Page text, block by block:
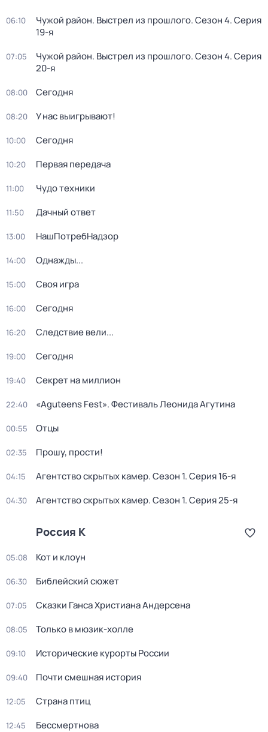
06:10 Чужой район. Выстрел из прошлого. Сезон 4. Серия
19-я
07:05 Чужой район. Выстрел из прошлого. Сезон 4. Серия
20-я
08:00 Сегодня
08:20 У нас выигрывают!
10:00 Сегодня
10:20 Первая передача
11:00 Чудо техники
11:50 Дачный ответ
13:00 НашПотребНадзор
14:00 Однажды...
15:00 Своя игра
16:00 Сегодня
16:20 Следствие вели...
19:00 Сегодня
19:40 Секрет на миллион
22:40 «Aguteens Fest». Фестиваль Леонида Агутина
00:55 Отцы
02:35 Прошу, прости!
04:15 Агентство скрытых камер. Сезон 1. Серия 16-я
04:30 Агентство скрытых камер. Сезон 1. Серия 25-я
Россия К
05:08 Кот и клоун
06:30 Библейский сюжет
07:05 Сказки Ганса Христиана Андерсена
08:05 Только в мюзик-холле
09:10 Исторические курорты России
09:40 Почти смешная история
12:05 Страна птиц
12:45 Бессмертнова